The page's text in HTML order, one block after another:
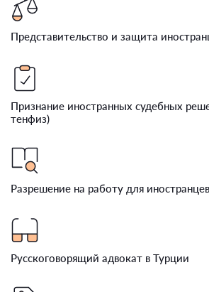
Представительство и защита
Признание иностранных судебных
тенфиз)
Разрешение на работу для иностранцев
Русскоговорящий адвокат в Турции